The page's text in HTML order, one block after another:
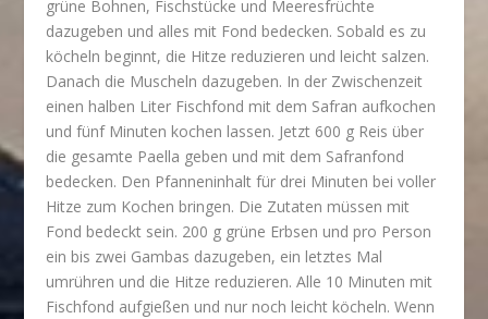
grüne Bohnen, Fischstücke und Meeresfrüchte
dazugeben und alles mit Fond bedecken. Sobald es zu
köcheln beginnt, die Hitze reduzieren und leicht salzen.
Danach die Muscheln dazugeben. In der Zwischenzeit
einen halben Liter Fischfond mit dem Safran aufkochen
und fünf Minuten kochen lassen. Jetzt 600 g Reis über
die gesamte Paella geben und mit dem Safranfond
bedecken. Den Pfanneninhalt für drei Minuten bei voller
Hitze zum Kochen bringen. Die Zutaten müssen mit
Fond bedeckt sein. 200 g grüne Erbsen und pro Person
ein bis zwei Gambas dazugeben, ein letztes Mal
umrühren und die Hitze reduzieren. Alle 10 Minuten mit
Fischfond aufgießen und nur noch leicht köcheln. Wenn